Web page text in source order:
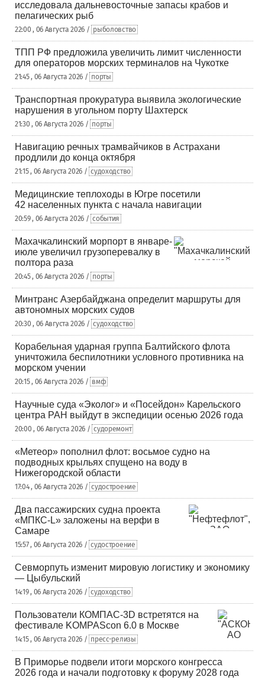
исследовала дальневосточные запасы крабов и
пелагических рыб
22:00 , 06 Августа 2026 / рыболовство
ТПП РФ предложила увеличить лимит численности
для операторов морских терминалов на Чукотке
21:45 , 06 Августа 2026 / порты
Транспортная прокуратура выявила экологические
нарушения в угольном порту Шахтерск
21:30 , 06 Августа 2026 / порты
Навигацию речных трамвайчиков в Астрахани
продлили до конца октября
21:15 , 06 Августа 2026 / судоходство
Медицинские теплоходы в Югре посетили
42 населенных пункта с начала навигации
20:59 , 06 Августа 2026 / события
Махачкалинский морпорт в январе-
июле увеличил грузоперевалку в
полтора раза
20:45 , 06 Августа 2026 / порты
Минтранс Азербайджана определит маршруты для
автономных морских судов
20:30 , 06 Августа 2026 / судоходство
Корабельная ударная группа Балтийского флота
уничтожила беспилотники условного противника на
морском учении
20:15 , 06 Августа 2026 / вмф
Научные суда «Эколог» и «Посейдон» Карельского
центра РАН выйдут в экспедиции осенью 2026 года
20:00 , 06 Августа 2026 / судоремонт
«Метеор» пополнил флот: восьмое судно на
подводных крыльях спущено на воду в
Нижегородской области
17:04 , 06 Августа 2026 / судостроение
Два пассажирских судна проекта
«МПКС-L» заложены на верфи в
Самаре
15:57 , 06 Августа 2026 / судостроение
Севморпуть изменит мировую логистику и экономику
— Цыбульский
14:19 , 06 Августа 2026 / судоходство
Пользователи КОМПАС-3D встретятся на
фестивале KOMPAScon 6.0 в Москве
14:15 , 06 Августа 2026 / пресс-релизы
В Приморье подвели итоги морского конгресса
2026 года и начали подготовку к форуму 2028 года